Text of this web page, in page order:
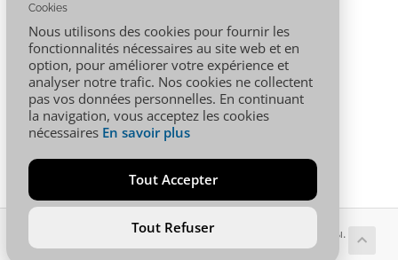
minimum
PHP 7.1 à 8.1
MySQL,
PostgreSQL
Support 24/7
Авторское право © 2026 001.AFRICA. Все права защищены.
Cookies
Nous utilisons des cookies pour fournir les
fonctionnalités nécessaires au site web et en
option, pour améliorer votre expérience et
analyser notre trafic. Nos cookies ne collectent
pas vos données personnelles. En continuant
la navigation, vous acceptez les cookies
nécessaires En savoir plus
Tout Accepter
Tout Refuser